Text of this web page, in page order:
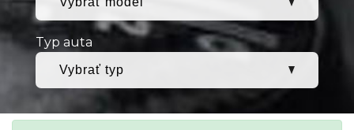
Typ auta